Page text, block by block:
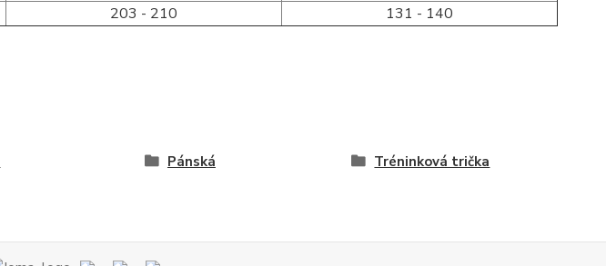
203 - 210 131 - 140
Pánská Tréninková trička